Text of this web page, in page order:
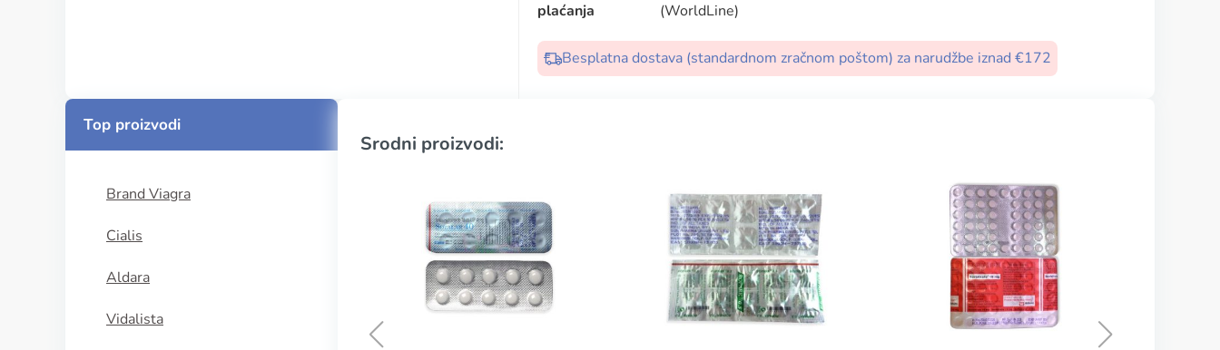
plaćanja
(WorldLine)
Besplatna dostava (standardnom zračnom poštom) za narudžbe iznad €172
Top proizvodi
Brand Viagra
Cialis
Aldara
Vidalista
Srodni proizvodi:
Danocrine